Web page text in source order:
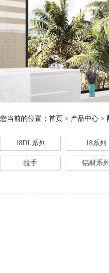
您当前的位置： 首页 > 产品中心 >
18DL系列 18系列
拉手 铝材系列